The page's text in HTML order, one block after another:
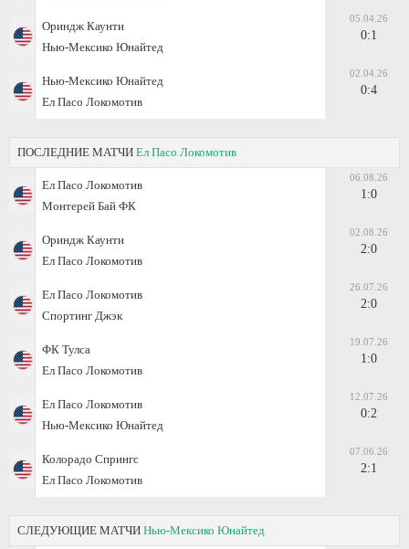
Ориндж Каунти
Нью-Мексико Юнайтед
05.04.26
0:1
Нью-Мексико Юнайтед
Ел Пасо Локомотив
02.04.26
0:4
ПОСЛЕДНИЕ МАТЧИ Ел Пасо Локомотив
Ел Пасо Локомотив
Монтерей Бай ФК
06.08.26
1:0
Ориндж Каунти
Ел Пасо Локомотив
02.08.26
2:0
Ел Пасо Локомотив
Спортинг Джэк
26.07.26
2:0
ФК Тулса
Ел Пасо Локомотив
19.07.26
1:0
Ел Пасо Локомотив
Нью-Мексико Юнайтед
12.07.26
0:2
Колорадо Спрингс
Ел Пасо Локомотив
07.06.26
2:1
СЛЕДУЮЩИЕ МАТЧИ Нью-Мексико Юнайтед